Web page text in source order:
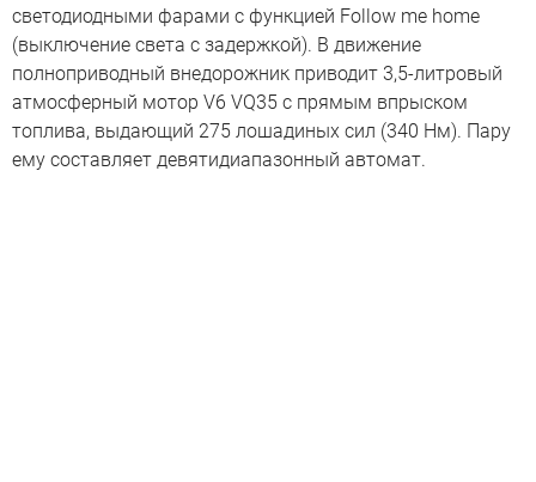
светодиодными фарами с функцией Follow me home
(выключение света с задержкой). В движение
полноприводный внедорожник приводит 3,5-литровый
атмосферный мотор V6 VQ35 с прямым впрыском
топлива, выдающий 275 лошадиных сил (340 Нм). Пару
ему составляет девятидиапазонный автомат.